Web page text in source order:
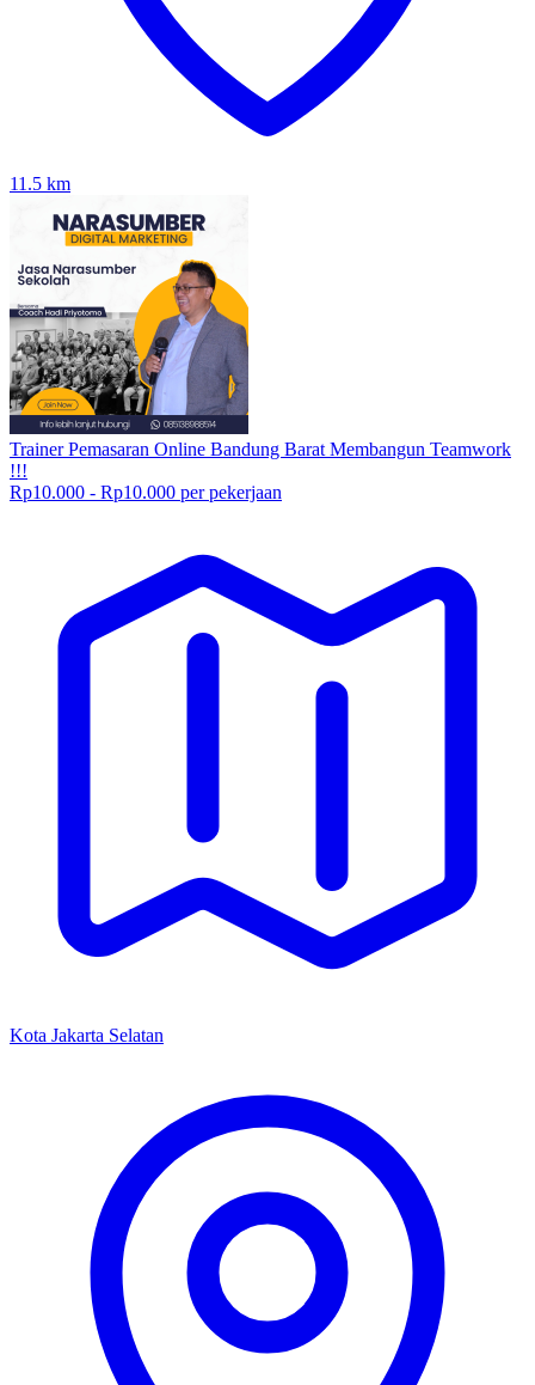
11.5 km
Trainer Pemasaran Online Bandung Barat Membangun Teamwork
!!!
Rp10.000 - Rp10.000 per pekerjaan
Kota Jakarta Selatan